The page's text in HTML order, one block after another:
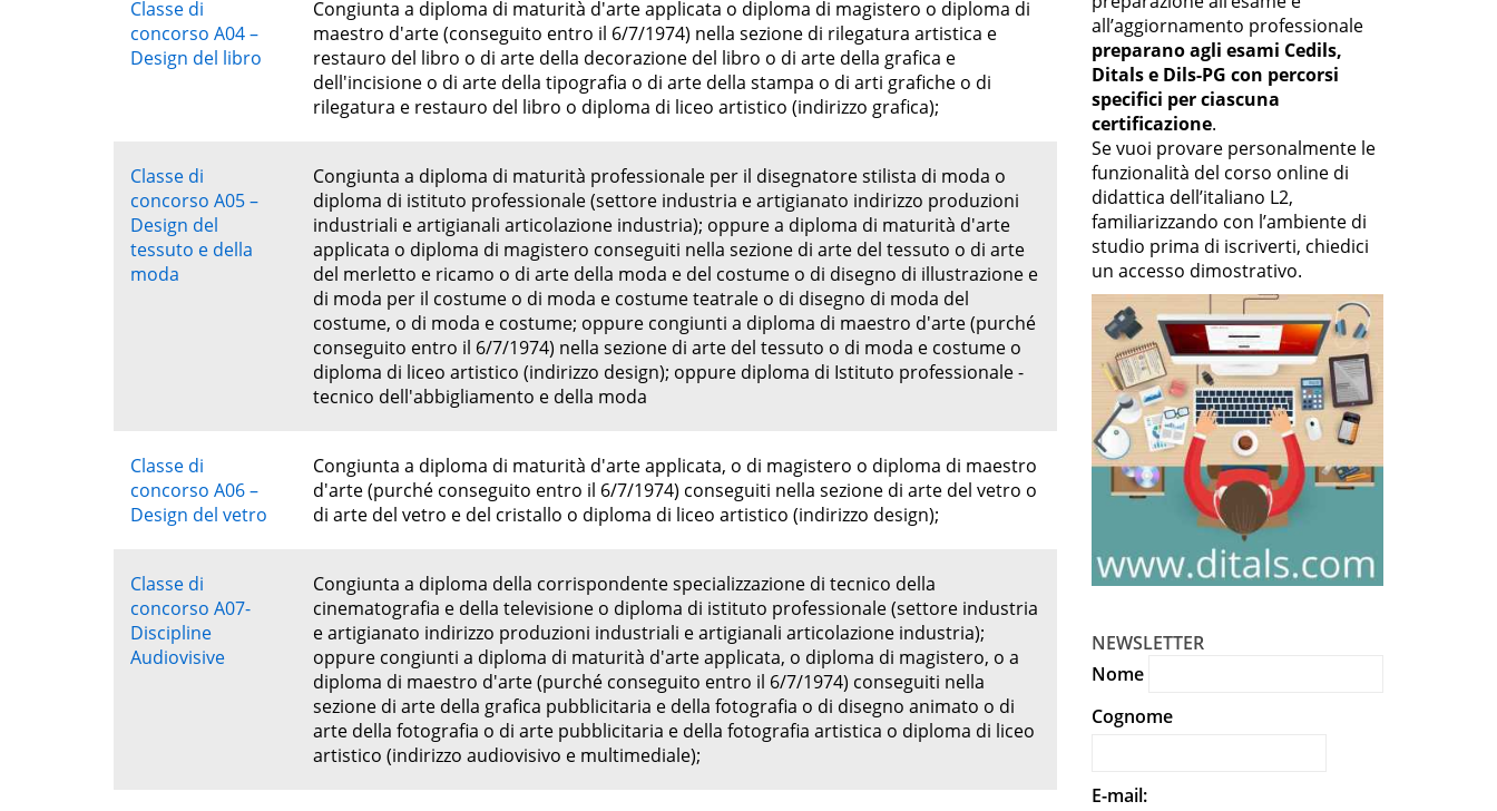
Classe di
concorso A04 –
Design del libro
Congiunta a diploma di maturità d'arte applicata o diploma di magistero o diploma di
maestro d'arte (conseguito entro il 6/7/1974) nella sezione di rilegatura artistica e
restauro del libro o di arte della decorazione del libro o di arte della grafica e
dell'incisione o di arte della tipografia o di arte della stampa o di arti grafiche o di
rilegatura e restauro del libro o diploma di liceo artistico (indirizzo grafica);
Classe di
concorso A05 –
Design del
tessuto e della
moda
Congiunta a diploma di maturità professionale per il disegnatore stilista di moda o
diploma di istituto professionale (settore industria e artigianato indirizzo produzioni
industriali e artigianali articolazione industria); oppure a diploma di maturità d'arte
applicata o diploma di magistero conseguiti nella sezione di arte del tessuto o di arte
del merletto e ricamo o di arte della moda e del costume o di disegno di illustrazione e
di moda per il costume o di moda e costume teatrale o di disegno di moda del
costume, o di moda e costume; oppure congiunti a diploma di maestro d'arte (purché
conseguito entro il 6/7/1974) nella sezione di arte del tessuto o di moda e costume o
diploma di liceo artistico (indirizzo design); oppure diploma di Istituto professionale -
tecnico dell'abbigliamento e della moda
Classe di
concorso A06 –
Design del vetro
Congiunta a diploma di maturità d'arte applicata, o di magistero o diploma di maestro
d'arte (purché conseguito entro il 6/7/1974) conseguiti nella sezione di arte del vetro o
di arte del vetro e del cristallo o diploma di liceo artistico (indirizzo design);
Classe di
concorso A07-
Discipline
Audiovisive
Congiunta a diploma della corrispondente specializzazione di tecnico della
cinematografia e della televisione o diploma di istituto professionale (settore industria
e artigianato indirizzo produzioni industriali e artigianali articolazione industria);
oppure congiunti a diploma di maturità d'arte applicata, o diploma di magistero, o a
diploma di maestro d'arte (purché conseguito entro il 6/7/1974) conseguiti nella
sezione di arte della grafica pubblicitaria e della fotografia o di disegno animato o di
arte della fotografia o di arte pubblicitaria e della fotografia artistica o diploma di liceo
artistico (indirizzo audiovisivo e multimediale);
all’aggiornamento professionale
preparano agli esami Cedils,
Ditals e Dils-PG con percorsi
specifici per ciascuna
certificazione.
Se vuoi provare personalmente le
funzionalità del corso online di
didattica dell’italiano L2,
familiarizzando con l’ambiente di
studio prima di iscriverti, chiedici
un accesso dimostrativo.
NEWSLETTER
Nome
Cognome
E-mail: